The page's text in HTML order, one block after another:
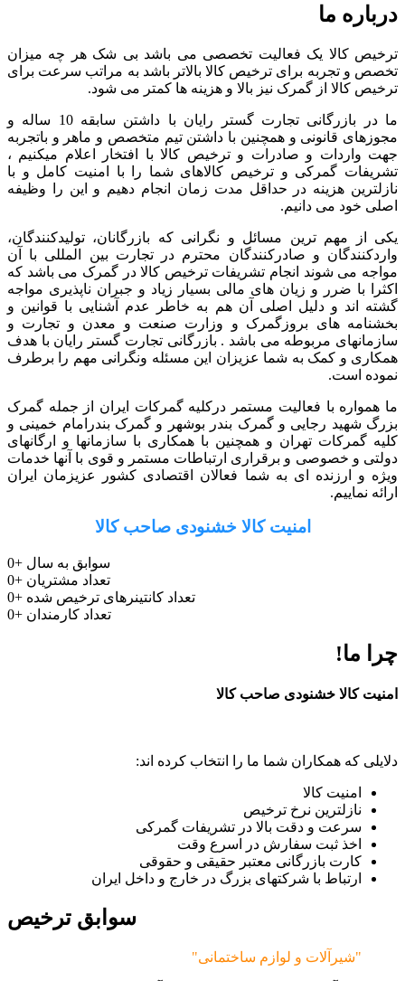
درباره ما
ترخیص کالا یک فعالیت تخصصی می باشد بی شک هر چه میزان
تخصص و تجربه برای ترخیص کالا بالاتر باشد به مراتب سرعت برای
ترخیص کالا از گمرک نیز بالا و هزینه ها کمتر می شود.
ما در بازرگانی تجارت گستر رایان با داشتن سابقه 10 ساله و
مجوزهای قانونی و همچنین با داشتن تیم متخصص و ماهر و باتجربه
جهت واردات و صادرات و ترخیص کالا با افتخار اعلام میکنیم ،
تشریفات گمرکی و ترخیص کالاهای شما را با امنیت کامل و با
نازلترین هزینه در حداقل مدت زمان انجام دهیم و این را وظیفه
اصلی خود می دانیم.
یکی از مهم ترین مسائل و نگرانی که بازرگانان، تولیدکنندگان،
واردکنندگان و صادرکنندگان محترم در تجارت بین المللی با آن
مواجه می شوند انجام تشریفات ترخیص کالا در گمرک می باشد که
اکثرا با ضرر و زیان های مالی بسیار زیاد و جبران ناپذیری مواجه
گشته اند و دلیل اصلی آن هم به خاطر عدم آشنایی با قوانین و
بخشنامه های بروزگمرک و وزارت صنعت و معدن و تجارت و
سازمانهای مربوطه می باشد . بازرگانی تجارت گستر رایان با هدف
همکاری و کمک به شما عزیزان این مسئله ونگرانی مهم را برطرف
نموده است.
ما همواره با فعالیت مستمر درکلیه گمرکات ایران از جمله گمرک
بزرگ شهید رجایی و گمرک بندر بوشهر و گمرک بندرامام خمینی و
کلیه گمرکات تهران و همچنین با همکاری با سازمانها و ارگانهای
دولتی و خصوصی و برقراری ارتباطات مستمر و قوی با آنها خدمات
ویژه و ارزنده ای به شما فعالان اقتصادی کشور عزیزمان ایران
ارائه نماییم.
امنیت کالا خشنودی صاحب کالا
0+ سوابق به سال
0+ تعداد مشتریان
0+ تعداد کانتینرهای ترخیص شده
0+ تعداد کارمندان
چرا ما!
امنیت کالا خشنودی صاحب کالا
دلایلی که همکاران شما ما را انتخاب کرده اند:
امنیت کالا
نازلترین نرخ ترخیص
سرعت و دقت بالا در تشریفات گمرکی
اخذ ثبت سفارش در اسرع وقت
کارت بازرگانی معتبر حقیقی و حقوقی
ارتباط با شرکتهای بزرگ در خارج و داخل ایران
سوابق ترخیص
"شیرآلات و لوازم ساختمانی"